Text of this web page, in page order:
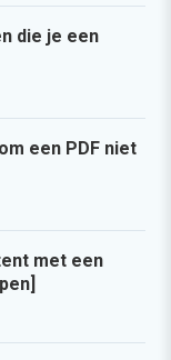
die je een
een PDF niet
met een